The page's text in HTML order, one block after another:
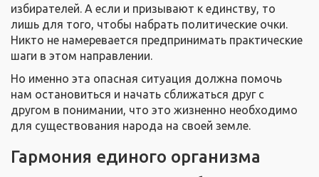
избирателей. А если и призывают к единству, то
лишь для того, чтобы набрать политические очки.
Никто не намеревается предпринимать практические
шаги в этом направлении.
Но именно эта опасная ситуация должна помочь
нам остановиться и начать сближаться друг с
другом в понимании, что это жизненно необходимо
для существования народа на своей земле.
Гармония единого организма